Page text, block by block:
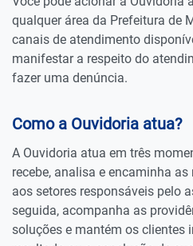
qualquer área da Prefeitura de
canais de atendimento
manifestar a respeito do
fazer uma denúncia.
Como a Ouvidoria atua?
A Ouvidoria atua em três
recebe, analisa e encaminha
aos setores responsáveis pelo
seguida, acompanha as
soluções e mantém os clientes